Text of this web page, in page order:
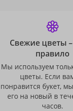
Свежие цветы
правило
Мы используем
цветы. Если
понравится букет,
его на новый в
часов.